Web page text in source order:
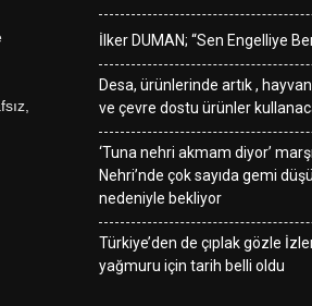
İlker DUMAN; “Sen Engelliye
Desa, ürünlerinde artık ,
ve çevre dostu ürünler
‘Tuna nehri akmam diyor’
Nehri’nde çok sayıda gemi
nedeniyle bekliyor
Türkiye’den de çıplak gözle
yağmuru için tarih belli oldu